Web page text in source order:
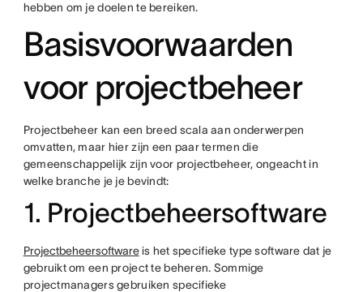
hebben om je doelen te bereiken.
Basisvoorwaarden
voor projectbeheer
Projectbeheer kan een breed scala aan onderwerpen
omvatten, maar hier zijn een paar termen die
gemeenschappelijk zijn voor projectbeheer, ongeacht in
welke branche je je bevindt:
1. Projectbeheersoftware
Projectbeheersoftwareis het specifieke type software dat je
gebruikt om een project te beheren. Sommige
projectmanagers gebruiken specifieke